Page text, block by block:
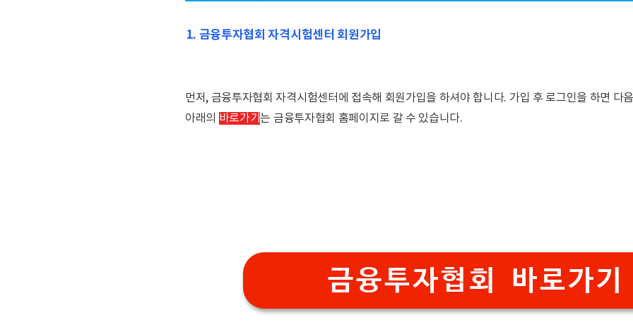
1. 금융투자협회 자격시험센터 회원가입
먼저, 금융투자협회 자격시험센터에 접속해 회원가입을 하셔야 합니다. 가입 후 로그인을 하면 다
아래의 바로가기 는 금융투자협회 홈페이지로 갈 수 있습니다.
금융투자협회 바로가기